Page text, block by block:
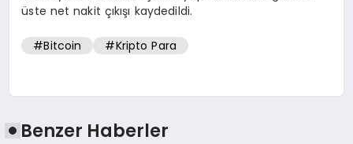
üste net nakit çıkışı kaydedildi.
#Bitcoin #Kripto Para
Benzer Haberler